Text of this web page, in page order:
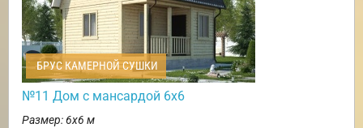
БРУС КАМЕРНОЙ СУШКИ
№11 Дом с мансардой 6х6
Размер: 6х6 м